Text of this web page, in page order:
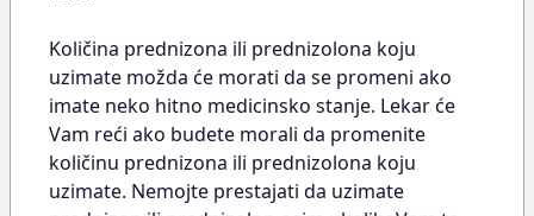
Količina prednizona ili prednizolona koju
uzimate možda će morati da se promeni ako
imate neko hitno medicinsko stanje. Lekar će
Vam reći ako budete morali da promenite
količinu prednizona ili prednizolona koju
uzimate. Nemojte prestajati da uzimate